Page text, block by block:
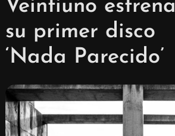
Veintiuno estrena
su primer disco
‘Nada Parecido’